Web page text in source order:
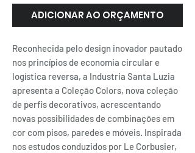
ADICIONAR AO ORÇAMENTO
Reconhecida pelo design inovador pautado
nos princípios de economia circular e
logística reversa, a Industria Santa Luzia
apresenta a Coleção Colors, nova coleção
de perfis decorativos, acrescentando
novas possibilidades de combinações em
cor com pisos, paredes e móveis. Inspirada
nos estudos conduzidos por Le Corbusier,